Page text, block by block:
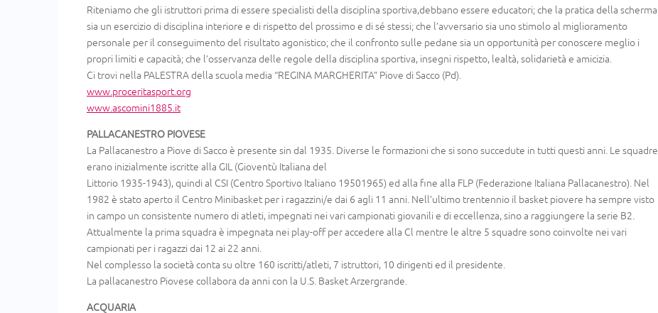
Riteniamo che gli istruttori prima di essere specialisti della disciplina sportiva,debbano essere educatori; che la pratica della scherma
sia un esercizio di disciplina interiore e di rispetto del prossimo e di sé stessi; che l’avversario sia uno stimolo al miglioramento
personale per il conseguimento del risultato agonistico; che il confronto sulle pedane sia un opportunità per conoscere meglio i
propri limiti e capacità; che l’osservanza delle regole della disciplina sportiva, insegni rispetto, lealtà, solidarietà e amicizia.
Ci trovi nella PALESTRA della scuola media “REGINA MARGHERITA” Piove di Sacco (Pd).
www.proceritasport.org
www.ascomini1885.it
PALLACANESTRO PIOVESE
La Pallacanestro a Piove di Sacco è presente sin dal 1935. Diverse le formazioni che si sono succedute in tutti questi anni. Le squadre
erano inizialmente iscritte alla GIL (Gioventù Italiana del
Littorio 1935-1943), quindi al CSI (Centro Sportivo Italiano 19501965) ed alla fine alla FLP (Federazione Italiana Pallacanestro). Nel
1982 è stato aperto il Centro Minibasket per i ragazzini/e dai 6 agli 11 anni. Nell’ultimo trentennio il basket piovere ha sempre visto
in campo un consistente numero di atleti, impegnati nei vari campionati giovanili e di eccellenza, sino a raggiungere la serie B2.
Attualmente la prima squadra è impegnata nei play-off per accedere alla Cl mentre le altre 5 squadre sono coinvolte nei vari
campionati per i ragazzi dai 12 ai 22 anni.
Nel complesso la società conta su oltre 160 iscritti/atleti, 7 istruttori, 10 dirigenti ed il presidente.
La pallacanestro Piovese collabora da anni con la U.S. Basket Arzergrande.
ACQUARIA